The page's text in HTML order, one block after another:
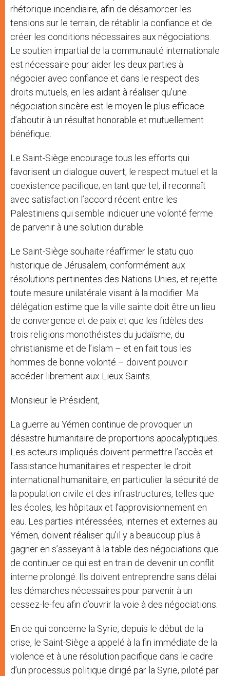
rhétorique incendiaire, afin de désamorcer les
tensions sur le terrain, de rétablir la confiance et de
créer les conditions nécessaires aux négociations.
Le soutien impartial de la communauté internationale
est nécessaire pour aider les deux parties à
négocier avec confiance et dans le respect des
droits mutuels, en les aidant à réaliser qu’une
négociation sincère est le moyen le plus efficace
d’aboutir à un résultat honorable et mutuellement
bénéfique.
Le Saint-Siège encourage tous les efforts qui
favorisent un dialogue ouvert, le respect mutuel et la
coexistence pacifique; en tant que tel, il reconnaît
avec satisfaction l’accord récent entre les
Palestiniens qui semble indiquer une volonté ferme
de parvenir à une solution durable.
Le Saint-Siège souhaite réaffirmer le statu quo
historique de Jérusalem, conformément aux
résolutions pertinentes des Nations Unies, et rejette
toute mesure unilatérale visant à la modifier. Ma
délégation estime que la ville sainte doit être un lieu
de convergence et de paix et que les fidèles des
trois religions monothéistes du judaïsme, du
christianisme et de l’islam – et en fait tous les
hommes de bonne volonté – doivent pouvoir
accéder librement aux Lieux Saints.
Monsieur le Président,
La guerre au Yémen continue de provoquer un
désastre humanitaire de proportions apocalyptiques.
Les acteurs impliqués doivent permettre l’accès et
l’assistance humanitaires et respecter le droit
international humanitaire, en particulier la sécurité de
la population civile et des infrastructures, telles que
les écoles, les hôpitaux et l’approvisionnement en
eau. Les parties intéressées, internes et externes au
Yémen, doivent réaliser qu’il y a beaucoup plus à
gagner en s’asseyant à la table des négociations que
de continuer ce qui est en train de devenir un conflit
interne prolongé. Ils doivent entreprendre sans délai
les démarches nécessaires pour parvenir à un
cessez-le-feu afin d’ouvrir la voie à des négociations.
En ce qui concerne la Syrie, depuis le début de la
crise, le Saint-Siège a appelé à la fin immédiate de la
violence et à une résolution pacifique dans le cadre
d’un processus politique dirigé par la Syrie, piloté par